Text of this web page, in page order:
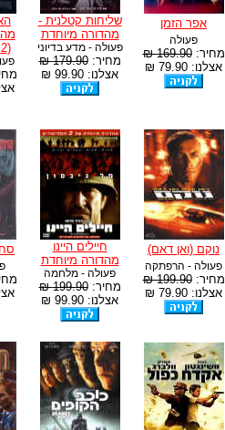
אפר הזמן
פעולה
מחיר:169.90 ₪
אצלנו: 79.90 ₪
שליחות קטלנית -
מהדורה מיוחדת
פעולה - מדע בדיוני
מחיר:179.90 ₪
אצלנו: 99.90 ₪
(2 תקליטורים)
נוקם (ואן דאם)
פעולה - הרפתקה
מחיר:199.90 ₪
אצלנו: 79.90 ₪
חיילים היינו
מהדורה מיוחדת
פעולה - מלחמה
מחיר:199.90 ₪
אצלנו: 99.90 ₪